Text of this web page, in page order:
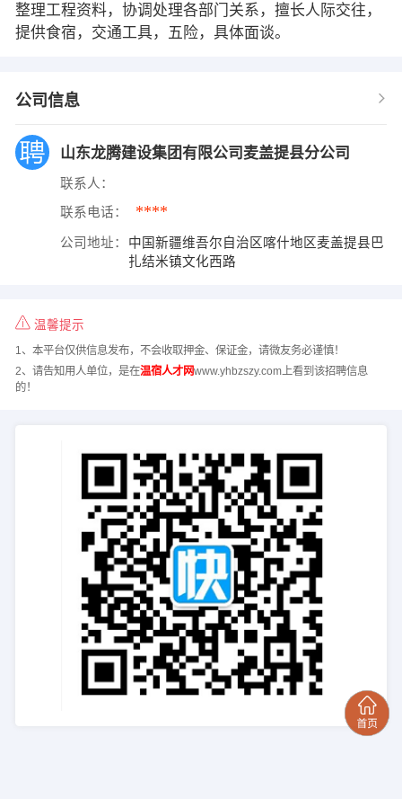
整理工程资料，协调处理各部门关系，擅长人际交往，
提供食宿，交通工具，五险，具体面谈。
公司信息
山东龙腾建设集团有限公司麦盖提县分公司
联系人：
联系电话： ****
公司地址：
中国新疆维吾尔自治区喀什地区麦盖提县巴
扎结米镇文化西路
温馨提示
1、本平台仅供信息发布，不会收取押金、保证金，请微友务必谨慎！
2、请告知用人单位，是在温宿人才网www.yhbzszy.com上看到该招聘信息
的！